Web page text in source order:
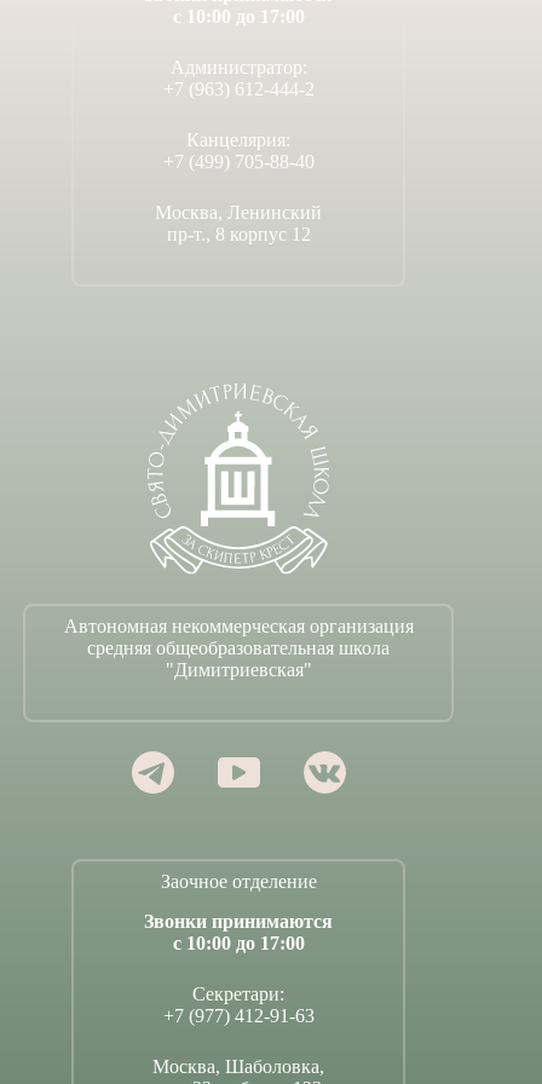
с 10:00 до 17:00
Администратор:
+7 (963) 612-444-2
Канцелярия:
+7 (499) 705-88-40
Москва, Ленинский
пр-т., 8 корпус 12
Автономная некоммерческая организация
средняя общеобразовательная школа
"Димитриевская"
Заочное отделение
Звонки принимаются
с 10:00 до 17:00
Секретари:
+7 (977) 412-91-63
Москва, Шаболовка,